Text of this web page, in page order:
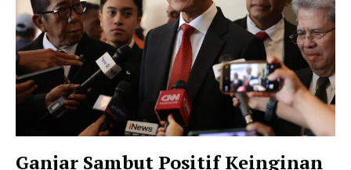
Ganjar Sambut Positif Keinginan